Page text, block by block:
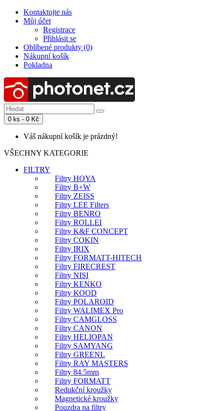
Kontaktujte nás
Můj účet
Registrace
Přihlásit se
Oblíbené produkty (0)
Nákupní košík
Pokladna
0 ks - 0 Kč
Váš nákupní košík je prázdný!
VŠECHNY KATEGORIE
FILTRY
Filtry HOYA
Filtry B+W
Filtry ZEISS
Filtry LEE Filters
Filtry BENRO
Filtry ROLLEI
Filtry K&F CONCEPT
Filtry COKIN
Filtry IRIX
Filtry FORMATT-HITECH
Filtry FIRECREST
Filtry NISI
Filtry KENKO
Filtry KOOD
Filtry POLAROID
Filtry WALIMEX Pro
Filtry CAMGLOSS
Filtry CANON
Filtry HELIOPAN
Filtry SAMYANG
Filtry GREENL
Filtry RAY MASTERS
Filtry 84.5mm
Filtry FORMATT
Redukční kroužky
Magnetické kroužky
Pouzdra na filtry